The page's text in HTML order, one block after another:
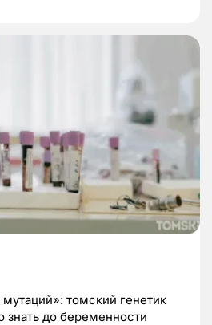
томский генетик
до беременности